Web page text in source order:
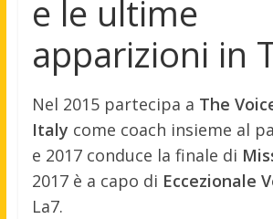
e le ultime
apparizioni in
Nel 2015 partecipa a The
Italy come coach insieme al
e 2017 conduce la finale di
2017 è a capo di Eccezionale
La7.